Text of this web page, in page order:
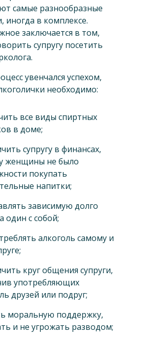
самые разнообразные
иногда в комплексе.
заключается в том,
супругу посетить
увенчался успехом,
необходимо:
все виды спиртных
в доме;
супругу в финансах,
женщины не было
покупать
напитки;
зависимую долго
один с собой;
алкоголь самому и
круг общения супруги,
употребляющих
друзей или подруг;
моральную поддержку,
и не угрожать разводом;